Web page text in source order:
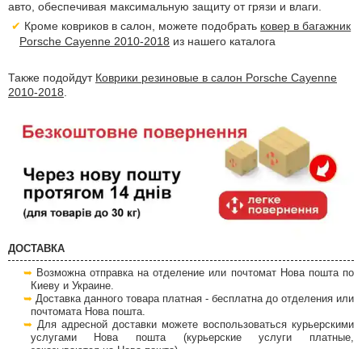
авто, обеспечивая максимальную защиту от грязи и влаги.
Кроме ковриков в салон, можете подобрать ковер в багажник
Porsche Cayenne 2010-2018 из нашего каталога
Также подойдут Коврики резиновые в салон Porsche Cayenne
2010-2018
ДОСТАВКА
Возможна отправка на отделение или почтомат Нова пошта по
Киеву и Украине.
Доставка данного товара платная - бесплатна до отделения или
почтомата Нова пошта.
Для адресной доставки можете воспользоваться курьерскими
услугами Нова пошта (курьерские услуги платные,